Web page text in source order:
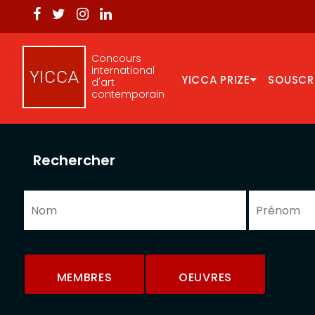
Concours
international
d'art
contemporain
YICCA PRIZE
Rechercher
MEMBRES OEUVRES